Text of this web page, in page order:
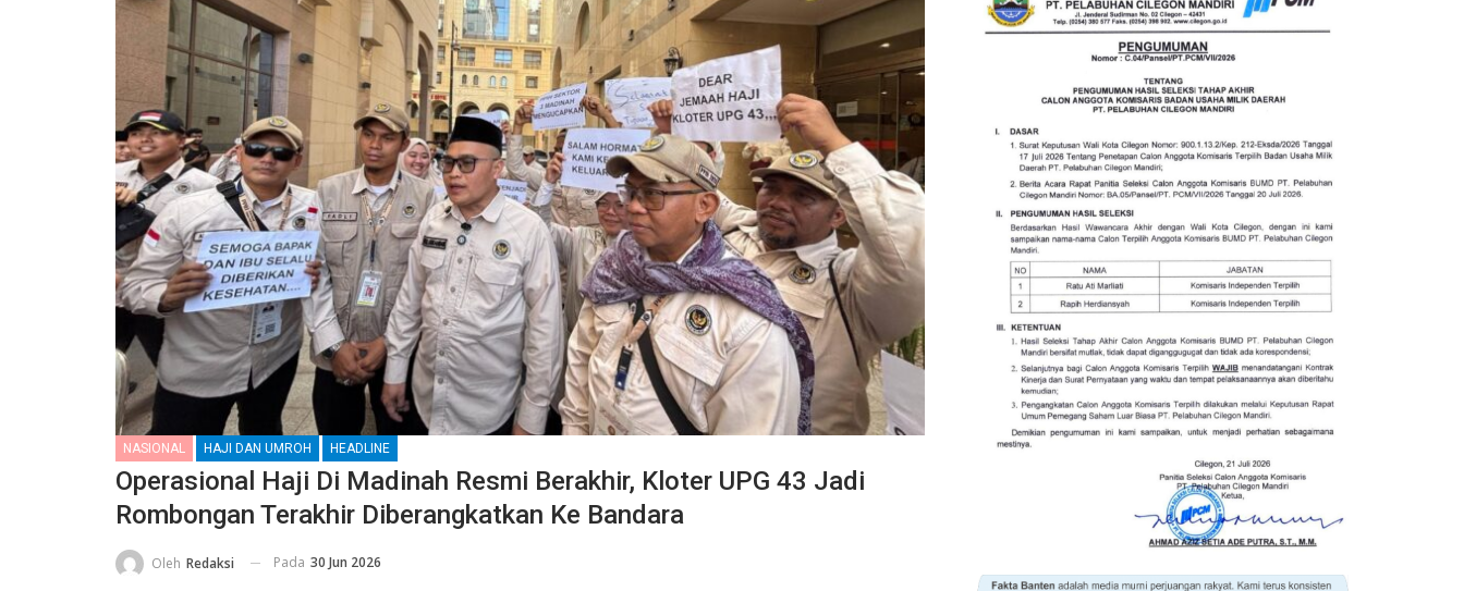
NASIONAL HAJI DAN UMROH HEADLINE
Operasional Haji Di Madinah Resmi Berakhir, Kloter UPG 43 Jadi
Rombongan Terakhir Diberangkatkan Ke Bandara
Oleh Redaksi Pada 30 Jun 2026